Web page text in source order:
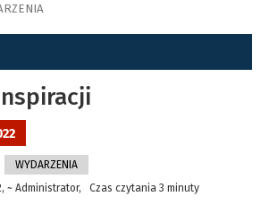
WYDARZENIA
~ Administrator, Czas czytania 3 minuty